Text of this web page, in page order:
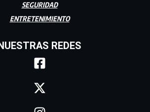
SEGURIDAD
ENTRETENIMIENTO
REDES